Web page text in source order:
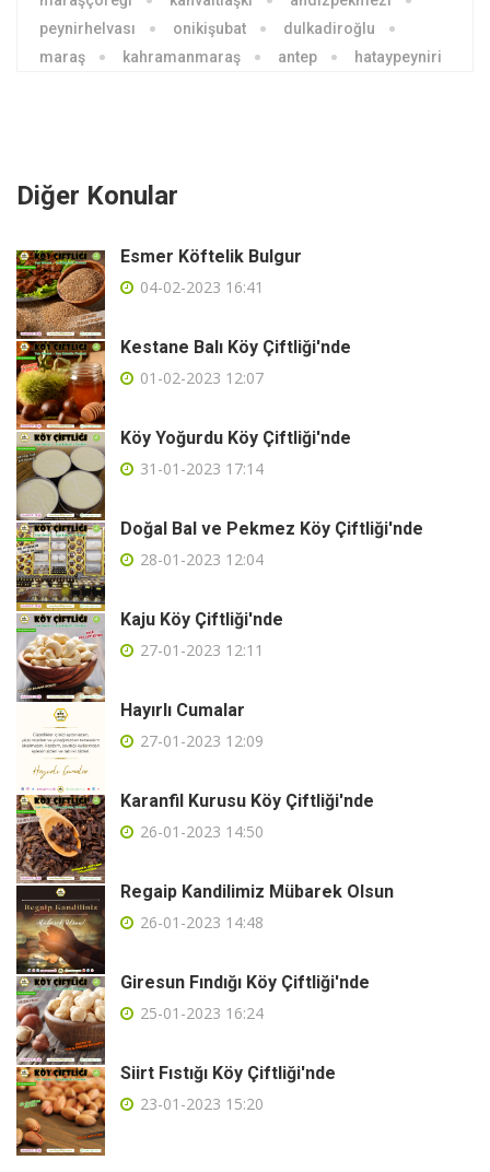
peynirhelvası
onikişubat
dulkadiroğlu
maraş
kahramanmaraş antep hataypeyniri
Diğer Konular
Esmer Köftelik Bulgur
04-02-2023 16:41
Kestane Balı Köy Çiftliği'nde
01-02-2023 12:07
Köy Yoğurdu Köy Çiftliği'nde
31-01-2023 17:14
Doğal Bal ve Pekmez Köy Çiftliği'nde
28-01-2023 12:04
Kaju Köy Çiftliği'nde
27-01-2023 12:11
Hayırlı Cumalar
27-01-2023 12:09
Karanfil Kurusu Köy Çiftliği'nde
26-01-2023 14:50
Regaip Kandilimiz Mübarek Olsun
26-01-2023 14:48
Giresun Fındığı Köy Çiftliği'nde
25-01-2023 16:24
Siirt Fıstığı Köy Çiftliği'nde
23-01-2023 15:20